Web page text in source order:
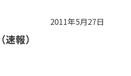
2011年5月27日
報）